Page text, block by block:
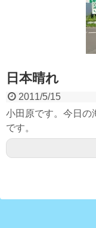
日本晴れ
2011/5/15
小田原です。今日の
です。